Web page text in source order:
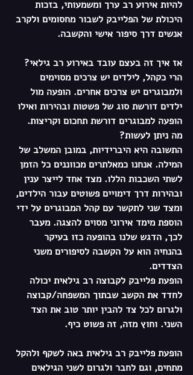
להיות אירוע רב ערך ומשמעותי, בזכות
היכולת של הפלייבק לשבור מחסומים ולקרב
אנשים דרך סיפור אישי והקשבה.
אז איך זה בעצם עובד באירוע רב גילאי?
הרי כקהל, לילדים יש צרכים מסוימים
ולמבוגרים יש צרכים אחרים. הופעה מול
ילדים דורשת סוג של פשטות ובהירות ואילו
הופעה למבוגרים דורשת תחכום וקריצות.
מה ניתן לעשות?
התשובה היא היברידיות, במובן המשלב של
המילה. אנחנו כמאלתרים מכווננים כל הזמן
לשתי השכבות הללו. מצד אחד לייצר ענין
ובהירות דרך דימויים פשוטים עבור הילדים,
ומצד שני לתקשר עם קהל המבוגרים על ידי
הוספת מימד אירוני מסוים להצגה. מעבר
לכך, הדגש שלנו בהופעה כזו בעיקר
בהנחיה הוא על הקשבה לסיפורים משני
הצדדים.
הופעת פלייבק לקבוצה רב גילאית יכולה
לחדד את הקשב שבתוך המשפחה/קבוצה
ולגרום לכל צד להבין יותר טוב את הצד
השני. וחוץ מזה, זה פשוט כיף.
הופעת פלייבק רב גילאית באה לשקף ולהקל
מתחים, וגם לחבר ולגרום לשני הגילאים